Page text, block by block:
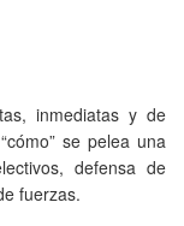
inmediatas y de
se pelea una
defensa de
fuerzas.